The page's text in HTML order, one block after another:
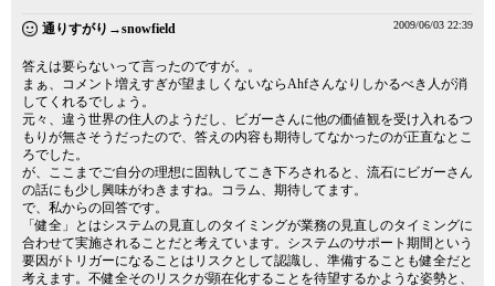
通りすがり→snowfield 2009/06/03 22:39
答えは要らないって言ったのですが。。
まぁ、コメント増えすぎが望ましくないならAhfさんなりしかるべき人が消
してくれるでしょう。
元々、違う世界の住人のようだし、ビガーさんに他の価値観を受け入れるつ
もりが無さそうだったので、答えの内容も期待してなかったのが正直なとこ
ろでした。
が、ここまでご自分の理想に固執してこき下ろされると、流石にビガーさん
の話にも少し興味がわきますね。コラム、期待してます。
で、私からの回答です。
「健全」とはシステムの見直しのタイミングが業務の見直しのタイミングに
合わせて実施されることだと考えています。システムのサポート期間という
要因がトリガーになることはリスクとして認識し、準備することも健全だと
考えます。不健全そのリスクが顕在化することを待望するかような姿勢と、